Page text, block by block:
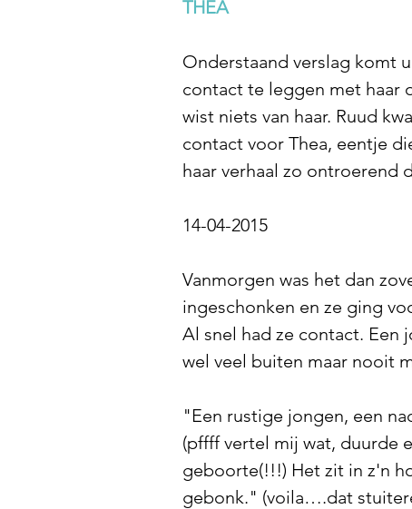
THEA
Onderstaand verslag komt
contact te leggen met haar
wist niets van haar. Ruud
contact voor Thea, eentje
haar verhaal zo ontroerend
14-04-2015
Vanmorgen was het dan
ingeschonken en ze ging
Al snel had ze contact. Een
wel veel buiten maar nooit
"Een rustige jongen, een
(pffff vertel mij wat, duurde
geboorte(!!!) Het zit in z'n
gebonk." (voila….dat